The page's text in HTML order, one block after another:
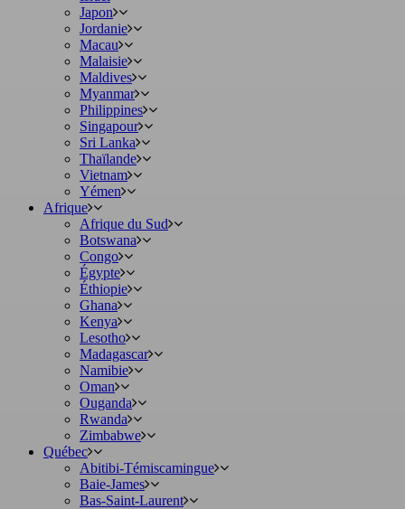
Japon
Jordanie
Macau
Malaisie
Maldives
Myanmar
Philippines
Singapour
Sri Lanka
Thaïlande
Vietnam
Yémen
Afrique
Afrique du Sud
Botswana
Congo
Égypte
Éthiopie
Ghana
Kenya
Lesotho
Madagascar
Namibie
Oman
Ouganda
Rwanda
Zimbabwe
Québec
Abitibi-Témiscamingue
Baie-James
Bas-Saint-Laurent